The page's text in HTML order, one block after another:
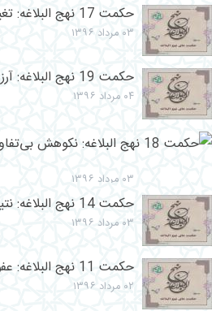
حکمت 17 نهج البلاغه: تغییر حکم با تغییر شرایط
۰۳ مرداد ۱۳۹۶
حکمت 19 نهج البلاغه: آرزوهای دست نیافتنی
۰۴ مرداد ۱۳۹۶
۰۳ مرداد ۱۳۹۶
حکمت 14 نهج البلاغه: نتیجه بى‌مهرى نزدیکان
۰۳ مرداد ۱۳۹۶
حکمت 11 نهج البلاغه: عفو هنگام قدرت
۰۲ مرداد ۱۳۹۶